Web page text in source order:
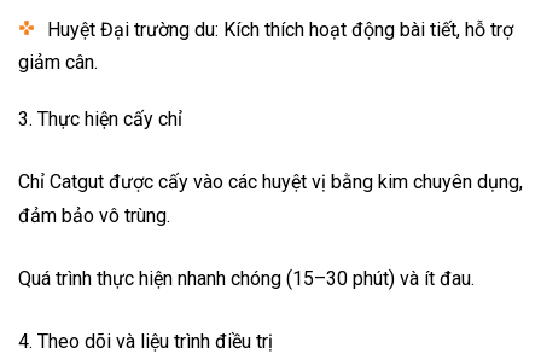
Huyệt Đại trường du: Kích thích hoạt động bài tiết, hỗ trợ
giảm cân.
3. Thực hiện cấy chỉ
Chỉ Catgut được cấy vào các huyệt vị bằng kim chuyên dụng,
đảm bảo vô trùng.
Quá trình thực hiện nhanh chóng (15–30 phút) và ít đau.
4. Theo dõi và liệu trình điều trị